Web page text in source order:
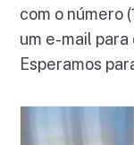
com o número
um e-mail para
Esperamos